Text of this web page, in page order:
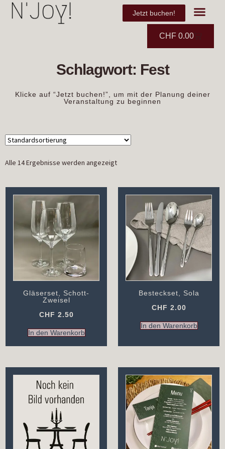
Jetzt buchen!
CHF0.00
Schlagwort: Fest
Klicke auf “Jetzt buchen!”, um mit der Planung deiner
Veranstaltung zu beginnen
Alle 14 Ergebnisse werden angezeigt
Gläserset, Schott-
Zweisel
CHF 2.50
In den Warenkorb
Besteckset, Sola
CHF 2.00
In den Warenkorb